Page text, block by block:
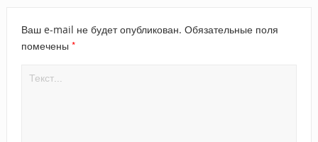
Ваш e-mail не будет опубликован. Обязательные поля
помечены *